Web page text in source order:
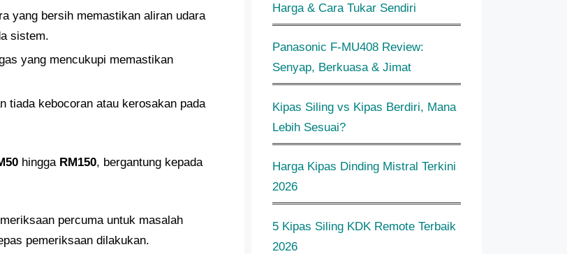
yang bersih memastikan aliran udara
sistem.
yang mencukupi memastikan
tiada kebocoran atau kerosakan pada
hingga RM150, bergantung kepada
percuma untuk masalah
pemeriksaan dilakukan.
Harga & Cara Tukar Sendiri
Panasonic F-MU408 Review:
Senyap, Berkuasa & Jimat
Kipas Siling vs Kipas Berdiri, Mana
Lebih Sesuai?
Harga Kipas Dinding Mistral Terkini
2026
5 Kipas Siling KDK Remote Terbaik
2026